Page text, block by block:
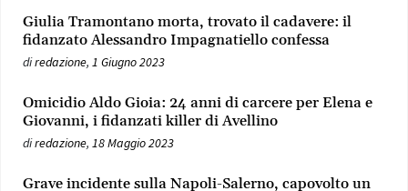
Giulia Tramontano morta, trovato il cadavere: il
fidanzato Alessandro Impagnatiello confessa
diredazione, 1 Giugno 2023
Omicidio Aldo Gioia: 24 anni di carcere per Elena e
Giovanni, i fidanzati killer di Avellino
diredazione, 18 Maggio 2023
Grave incidente sulla Napoli-Salerno, capovolto un